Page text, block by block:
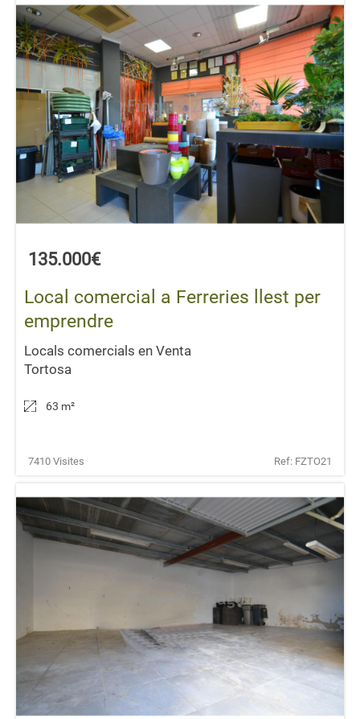
135.000€
Local comercial a Ferreries llest per
emprendre
Locals comercials en Venta
Tortosa
63 m²
7410 Visites Ref: FZTO21